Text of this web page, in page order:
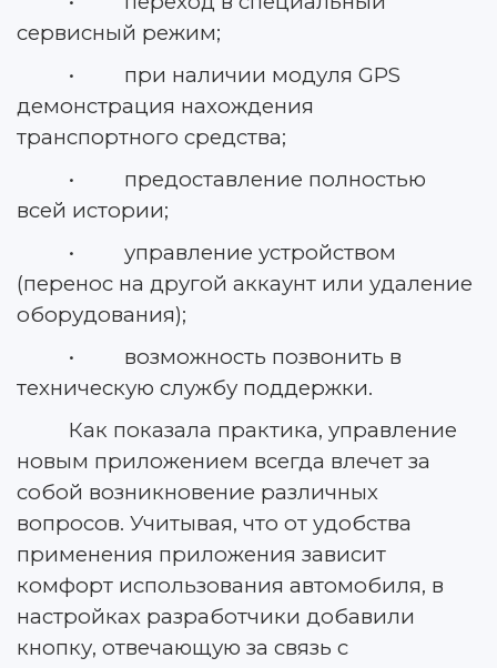
сервисный режим;
• при наличии модуля GPS
демонстрация нахождения
транспортного средства;
• предоставление полностью
всей истории;
• управление устройством
(перенос на другой аккаунт или удаление
оборудования);
• возможность позвонить в
техническую службу поддержки.
Как показала практика, управление
новым приложением всегда влечет за
собой возникновение различных
вопросов. Учитывая, что от удобства
применения приложения зависит
комфорт использования автомобиля, в
настройках разработчики добавили
кнопку, отвечающую за связь с